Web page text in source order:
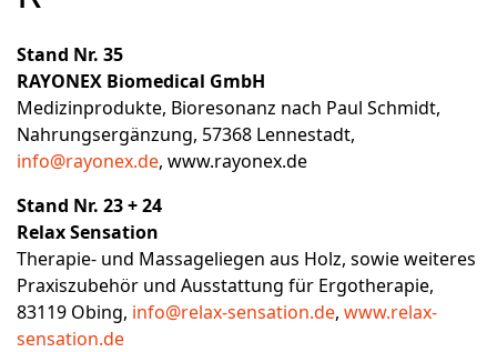
Stand Nr. 35
RAYONEX Biomedical GmbH
Medizinprodukte, Bioresonanz nach Paul Schmidt,
Nahrungsergänzung, 57368 Lennestadt,
info@rayonex.de, www.rayonex.de
Stand Nr. 23 + 24
Relax Sensation
Therapie- und Massageliegen aus Holz, sowie weiteres
Praxiszubehör und Ausstattung für Ergotherapie,
83119 Obing, info@relax-sensation.de, www.relax-
sensation.de